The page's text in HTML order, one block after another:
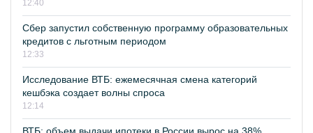
12:40
Сбер запустил собственную программу образовательных
кредитов с льготным периодом
12:33
Исследование ВТБ: ежемесячная смена категорий
кешбэка создает волны спроса
12:14